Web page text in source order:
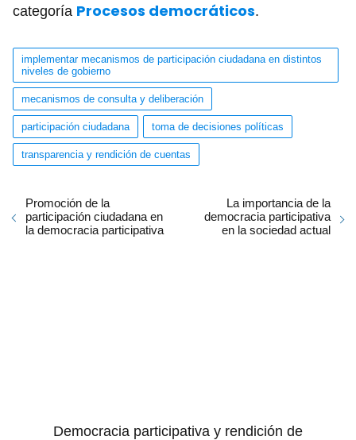
categoría Procesos democráticos.
implementar mecanismos de participación ciudadana en distintos
niveles de gobierno
mecanismos de consulta y deliberación
participación ciudadana toma de decisiones políticas
transparencia y rendición de cuentas
Promoción de la
participación ciudadana en
la democracia participativa
La importancia de la
democracia participativa
en la sociedad actual
Democracia participativa y rendición de